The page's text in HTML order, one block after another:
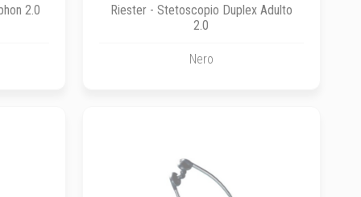
2.0
Riester - Stetoscopio Duplex Adulto
2.0
Nero